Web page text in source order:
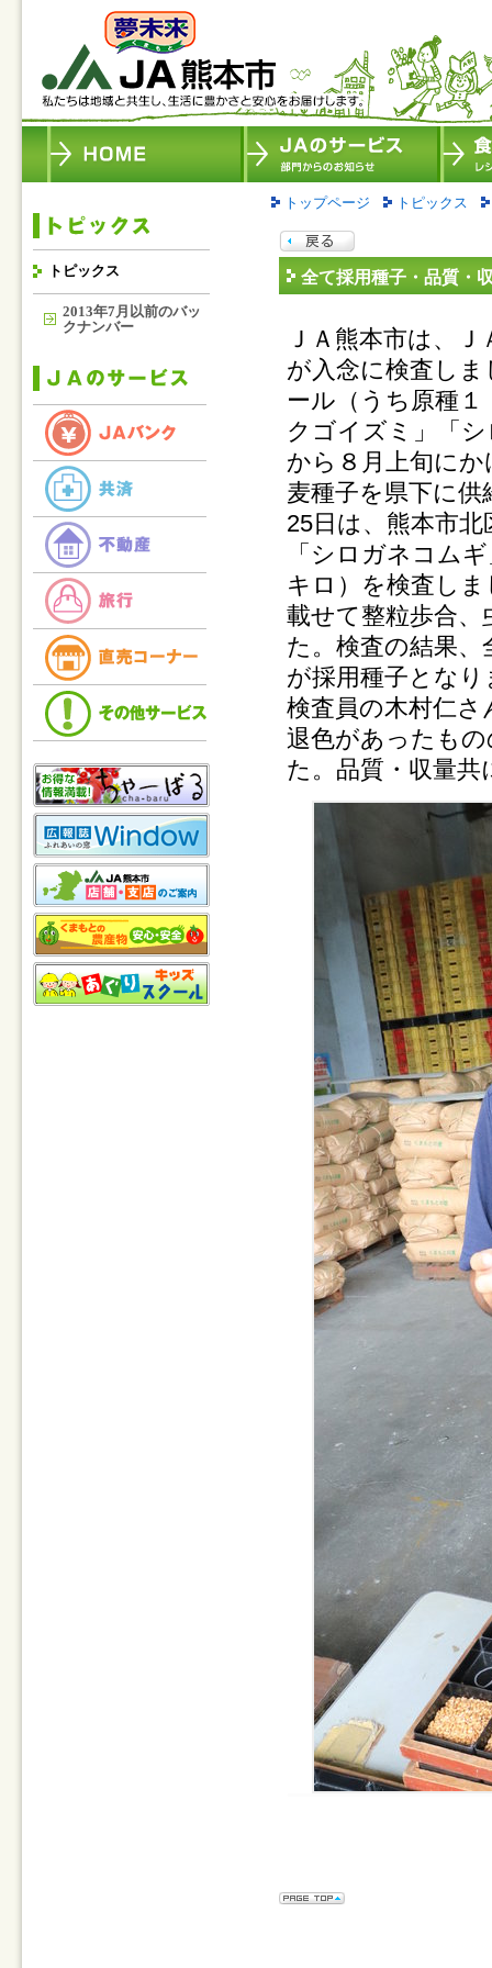
トピックス
2013年7月以前のバッ
クナンバー
トップページ トピックス
全て採用種子・品質・
ＪＡ熊本市は、
が入念に検査し
ール（うち原種
クゴイズミ」「
から８月上旬に
麦種子を県下に供
25日は、熊本市
「シロガネコム
キロ）を検査し
載せて整粒歩合
た。検査の結果
が採用種子とな
検査員の木村仁
退色があったも
た。品質・収量